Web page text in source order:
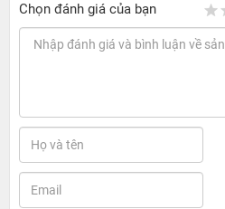
Chọn đánh giá của bạn